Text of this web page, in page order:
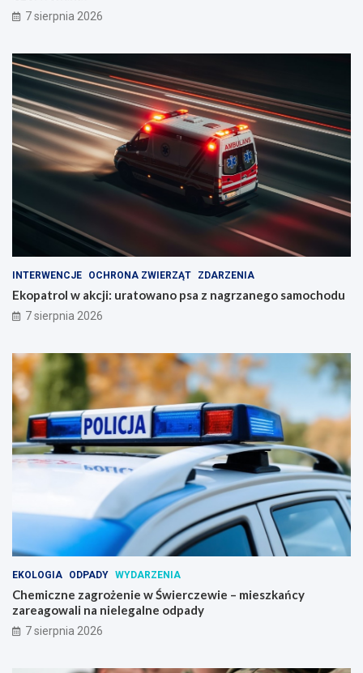
7 sierpnia 2026
INTERWENCJE OCHRONA ZWIERZĄT ZDARZENIA
Ekopatrol w akcji: uratowano psa z nagrzanego samochodu
7 sierpnia 2026
EKOLOGIA ODPADY WYDARZENIA
Chemiczne zagrożenie w Świerczewie – mieszkańcy
zareagowali na nielegalne odpady
7 sierpnia 2026